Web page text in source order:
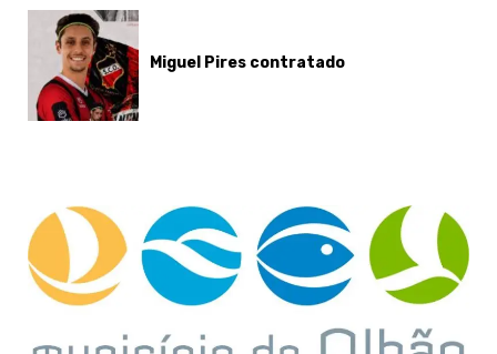
Miguel Pires contratado